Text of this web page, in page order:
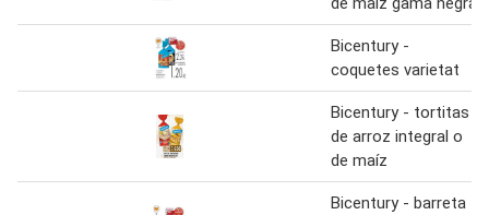
Bicentury -
coquetes varietat
Bicentury - tortitas
de arroz integral o
de maíz
Bicentury - barreta